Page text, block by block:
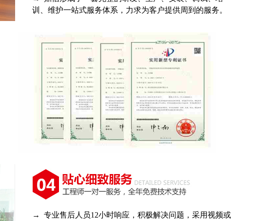
训、维护一站式服务体系，力求为客户提供周到的服务。
→ 专业售后人员12小时响应，积极解决问题，采用视频或